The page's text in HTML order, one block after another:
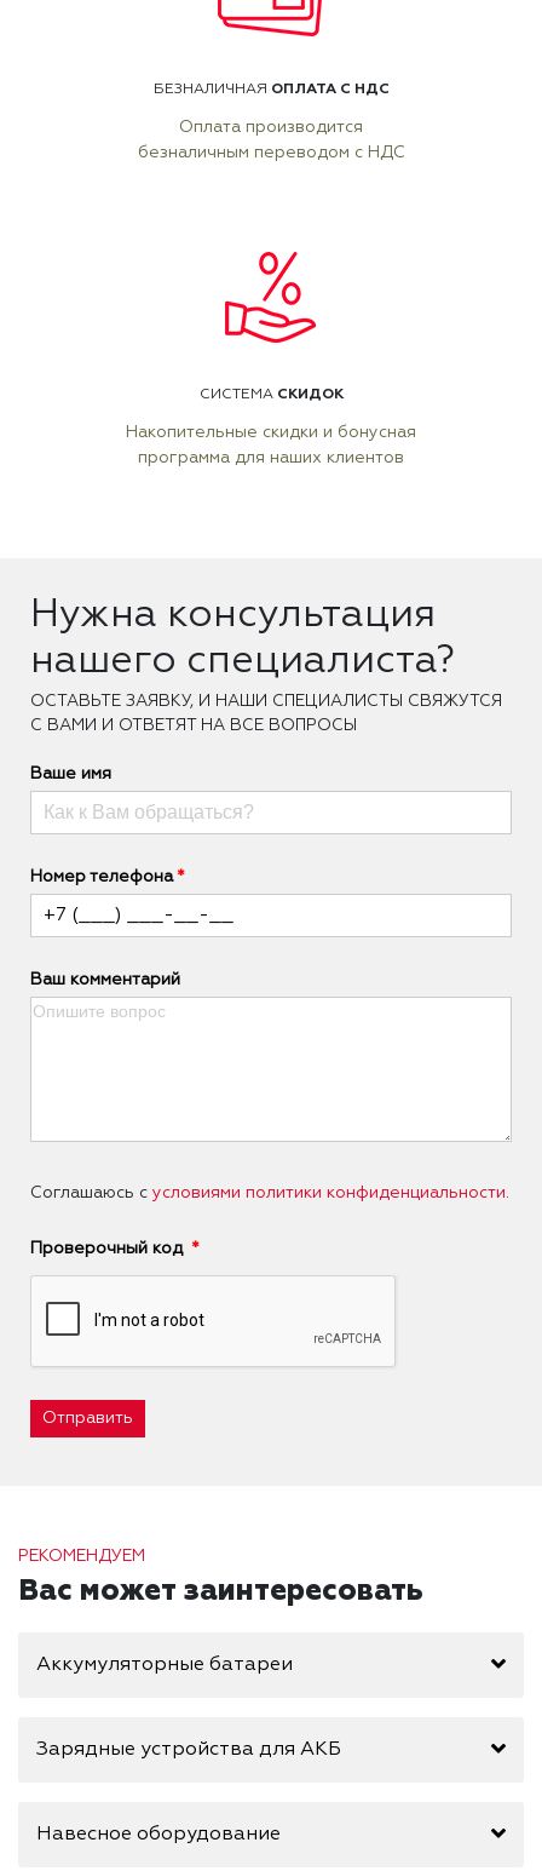
БЕЗНАЛИЧНАЯ ОПЛАТА С НДС
Оплата производится
безналичным переводом с НДС
СИСТЕМА СКИДОК
Накопительные скидки и бонусная
программа для наших клиентов
Нужна консультация
нашего специалиста?
ОCТАВЬТЕ ЗАЯВКУ, И НАШИ СПЕЦИАЛИСТЫ СВЯЖУТСЯ
С ВАМИ И ОТВЕТЯТ НА ВСЕ ВОПРОСЫ
Ваше имя
Номер телефона
Ваш комментарий
Соглашаюсь с условиями политики конфиденциальности.
Проверочный код
Отправить
РЕКОМЕНДУЕМ
Вас может заинтересовать
Аккумуляторные батареи
Зарядные устройства для АКБ
Навесное оборудование